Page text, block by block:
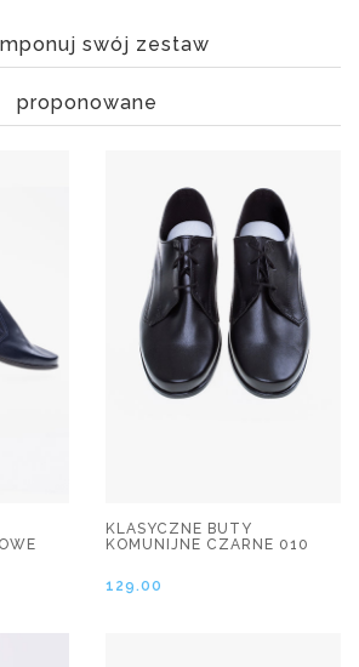
swój zestaw
proponowane
KLASYCZNE BUTY
KOMUNIJNE CZARNE 010
129.00